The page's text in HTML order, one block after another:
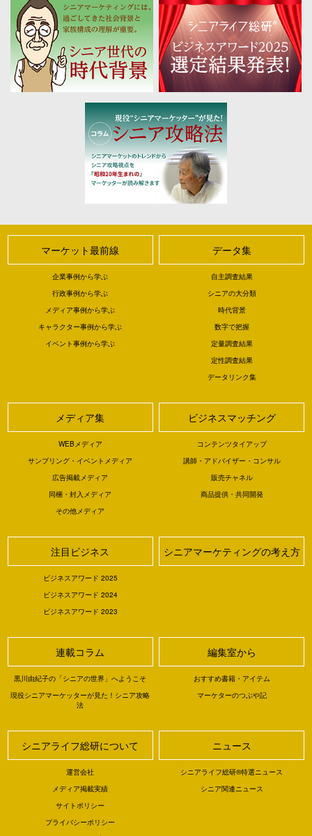
マーケット最前線
企業事例から学ぶ
行政事例から学ぶ
メディア事例から学ぶ
キャラクター事例から学ぶ
イベント事例から学ぶ
データ集
自主調査結果
シニアの大分類
時代背景
数字で把握
定量調査結果
定性調査結果
データリンク集
メディア集
WEBメディア
サンプリング・イベントメディア
広告掲載メディア
同梱・封入メディア
その他メディア
ビジネスマッチング
コンテンツタイアップ
講師・アドバイザー・コンサル
販売チャネル
商品提供・共同開発
注目ビジネス
ビジネスアワード 2025
ビジネスアワード 2024
ビジネスアワード 2023
シニアマーケティングの考え方
連載コラム
黒川由紀子の「シニアの世界」へようこそ
現役シニアマーケッターが見た！シニア攻略
法
編集室から
おすすめ書籍・アイテム
マーケターのつぶや記
シニアライフ総研について
運営会社
メディア掲載実績
サイトポリシー
プライバシーポリシー
ニュース
シニアライフ総研®特選ニュース
シニア関連ニュース